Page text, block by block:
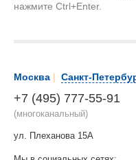
нажмите Ctrl+Enter.
Москва | Санкт-
+7 (495) 777-55-91
(многоканальный)
ул. Плеханова 15А